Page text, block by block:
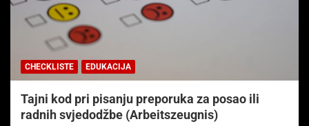
CHECKLISTE EDUKACIJA
Tajni kod pri pisanju preporuka za posao ili
radnih svjedodžbe (Arbeitszeugnis)